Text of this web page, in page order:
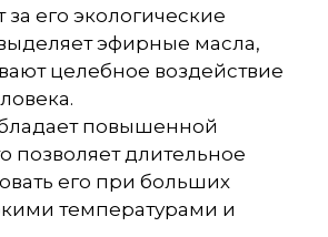
его экологические
эфирные масла,
целебное воздействие
повышенной
позволяет длительное
его при больших
температурами и